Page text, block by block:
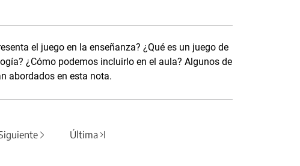
el juego en la enseñanza? ¿Qué es un juego de
¿Cómo podemos incluirlo en el aula? Algunos de
abordados en esta nota.
Última